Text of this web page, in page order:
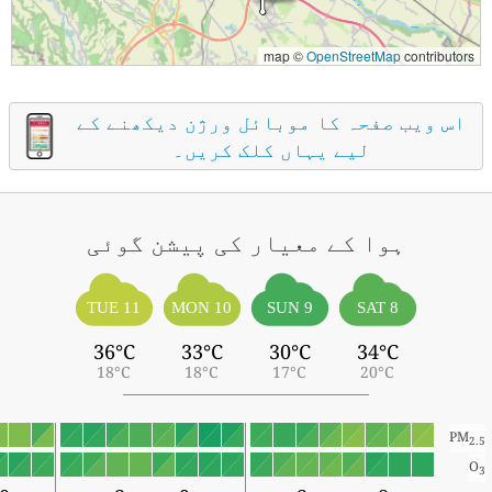
map ©OpenStreetMapcontributors
اس ویب صفحہ کا موبائل ورژن دیکھنے کے
لیے یہاں کلک کریں۔
ہوا کے معیار کی پیشن گوئی
SAT 8
34°C
20°C
SUN 9
30°C
17°C
MON 10
33°C
18°C
TUE 11
36°C
18°C
PM2.5
O